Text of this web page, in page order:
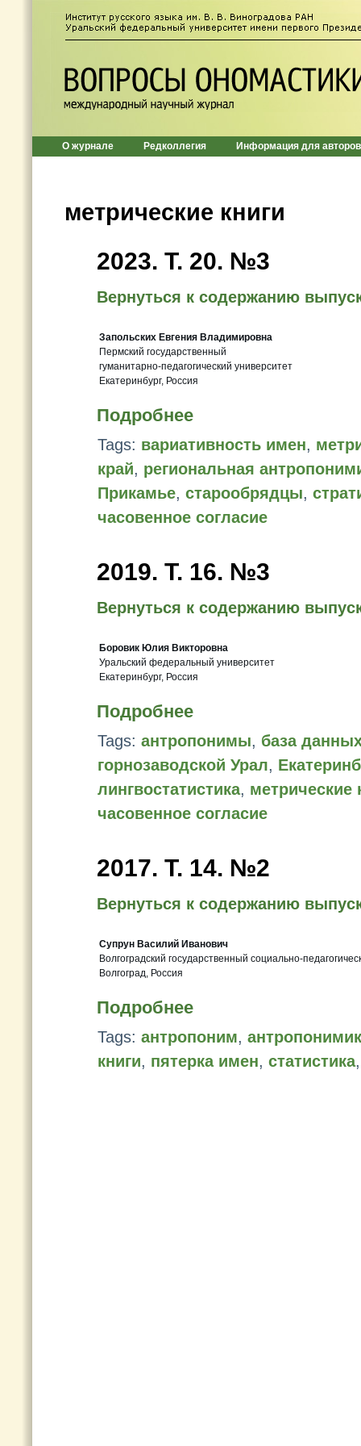
О журнале Редколлегия Информация для авторов
метрические книги
2023. Т. 20. №3
Вернуться к содержанию
Запольских Евгения Владимировна
Пермский государственный
гуманитарно-педагогический университет
Екатеринбург, Россия
Подробнее
Tags: вариативность имен,
край, региональная
Прикамье, старообрядцы,
часовенное согласие
2019. Т. 16. №3
Вернуться к содержанию
Боровик Юлия Викторовна
Уральский федеральный университет
Екатеринбург, Россия
Подробнее
Tags: антропонимы, база
горнозаводской Урал,
лингвостатистика, метрические
часовенное согласие
2017. T. 14. №2
Вернуться к содержанию
Супрун Василий Иванович
Волгоградский государственный социально-
Волгоград, Россия
Подробнее
Tags: антропоним,
книги, пятерка имен, статистика